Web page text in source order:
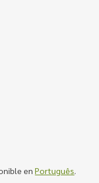
enPortuguês.